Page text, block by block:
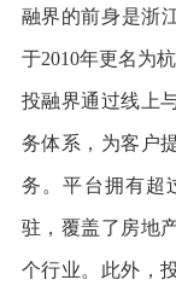
融界的前身是浙
于2010年更名为
投融界通过线上
务体系，为客户
务。平台拥有超
驻，覆盖了房地
个行业。此外，